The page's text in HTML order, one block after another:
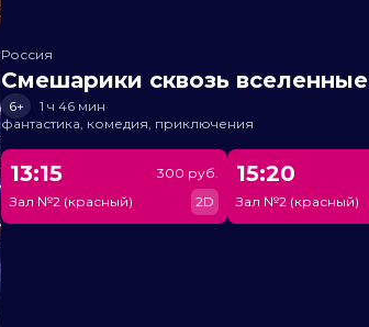
Россия
Смешарики сквозь вселенные
6+
1 ч 46 мин
фантастика, комедия, приключения
13:15
Зал №2 (красный)
300 руб.
2D
15:20
Зал №2 (красный)